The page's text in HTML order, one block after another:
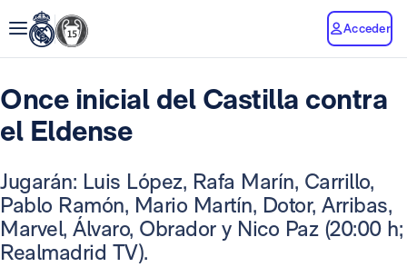
Acceder
Once inicial del Castilla contra
el Eldense
Jugarán: Luis López, Rafa Marín, Carrillo,
Pablo Ramón, Mario Martín, Dotor, Arribas,
Marvel, Álvaro, Obrador y Nico Paz (20:00 h;
Realmadrid TV).